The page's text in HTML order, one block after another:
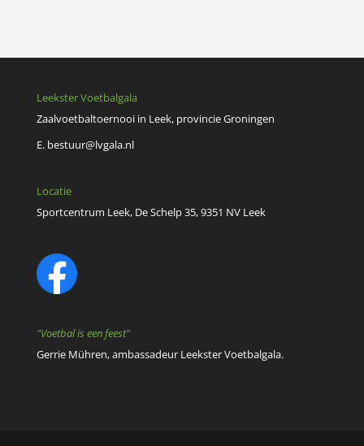
Leekster Voetbalgala
Zaalvoetbaltoernooi in Leek, provincie Groningen
E. bestuur@lvgala.nl
Locatie
Sportcentrum Leek, De Schelp 35, 9351 NV Leek
"Voetbal is een feest"
Gerrie Mühren, ambassadeur Leekster Voetbalgala.